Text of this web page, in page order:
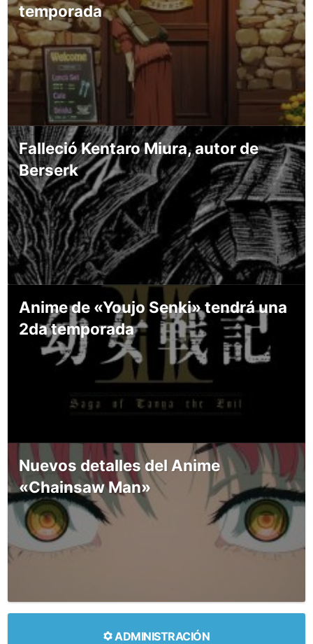
temporada
Falleció Kentaro Miura, autor de
Berserk
Anime de «Youjo Senki» tendrá una
2da temporada
Nuevos detalles del Anime
«Chainsaw Man»
ADMINISTRACIÓN